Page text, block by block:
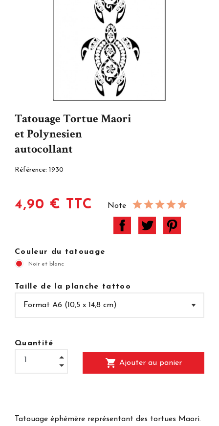
Tatouage Tortue Maori
et Polynesien
autocollant
Référence: 1930
4,90 € TTC Note
Couleur du tatouage
Noir et blanc
Taille de la planche tattoo
Quantité
shopping_cart Ajouter au panier
Tatouage éphémère représentant des tortues Maori.